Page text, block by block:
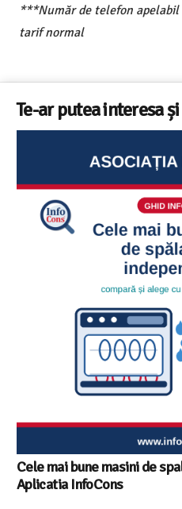
***Număr de telefon
tarif normal
Te-ar putea interesa și
Ghid InfoCons – Cum sa